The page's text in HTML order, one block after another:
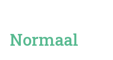
Normaal